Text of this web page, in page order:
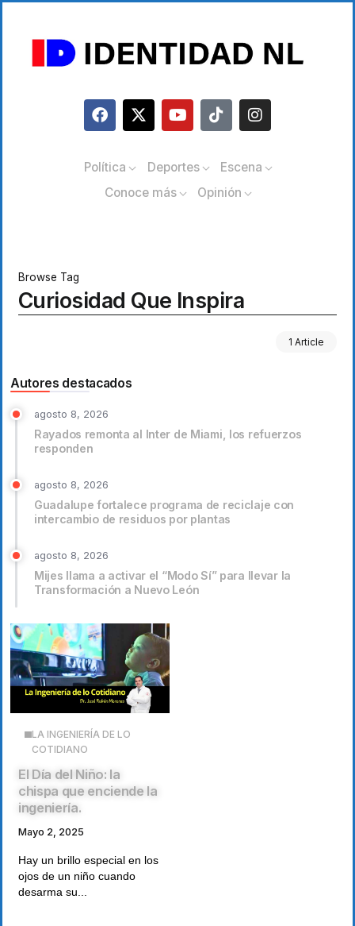
Política Deportes
Escena
Conoce más
Opinión
Browse Tag
Curiosidad Que Inspira
1 Article
Autores destacados
agosto 8, 2026
Rayados remonta al Inter de Miami, los refuerzos
responden
agosto 8, 2026
Guadalupe fortalece programa de reciclaje con
intercambio de residuos por plantas
agosto 8, 2026
Mijes llama a activar el “Modo Sí” para llevar la
Transformación a Nuevo León
LA INGENIERÍA DE LO
COTIDIANO
El Día del Niño: la
chispa que enciende la
ingeniería.
Mayo 2, 2025
Hay un brillo especial en los
ojos de un niño cuando
desarma su...